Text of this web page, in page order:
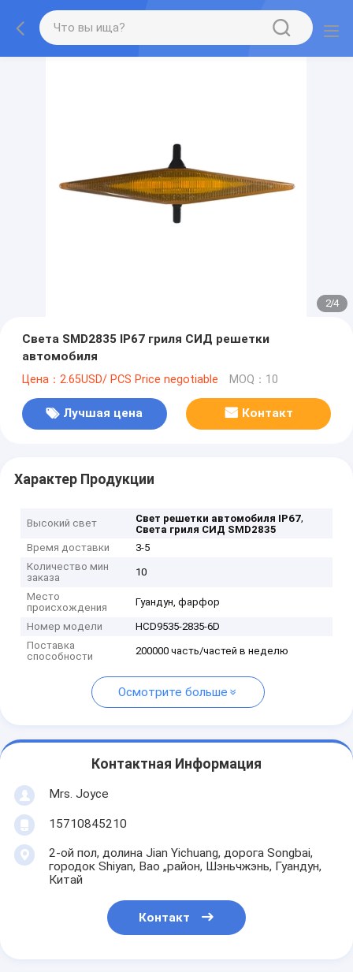
2/4
Света SMD2835 IP67 гриля СИД решетки
автомобиля
Цена：2.65USD/ PCS Price negotiable MOQ：10
Лучшая цена Контакт
Характер Продукции
Высокий свет Свет решетки автомобиля IP67,
Света гриля СИД SMD2835
Время доставки
3-5
Количество мин
заказа
10
Место
происхождения
Гуандун, фарфор
Номер модели
HCD9535-2835-6D
Поставка
способности
200000 часть/частей в неделю
Осмотрите больше
Контактная Информация
Mrs. Joyce
15710845210
2-ой пол, долина Jian Yichuang, дорога Songbai,
городок Shiyan, Bao „район, Шэньчжэнь, Гуандун,
Китай
Контакт